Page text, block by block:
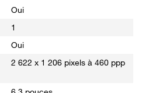
Oui
1
Oui
2 622 x 1 206 pixels à 460 ppp